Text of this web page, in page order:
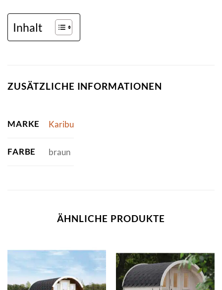
Inhalt
ZUSÄTZLICHE INFORMATIONEN
MARKE Karibu
FARBE braun
ÄHNLICHE PRODUKTE